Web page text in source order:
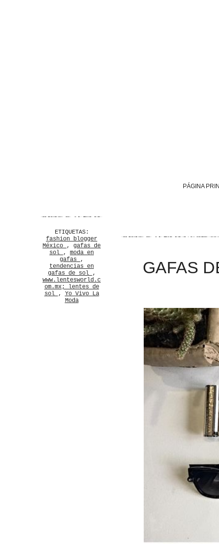
PÁGINA
GAFAS
ETIQUETAS:
fashion blogger
México , gafas de
sol , moda en
gafas ,
tendencias en
gafas de sol ,
www.lentesworld.c
om.mx; lentes de
sol , Yo Vivo La
Moda